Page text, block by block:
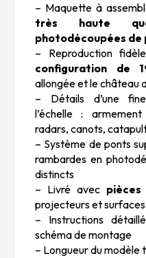
– Maquette à
très haute
photodécoupées de
– Reproduction
configuration de
allongée et le château
– Détails d’une
l’échelle :
radars, canots,
– Système de ponts
rambardes en
distincts
– Livré avec
projecteurs et
– Instructions
schéma de montage
– Longueur du modèle